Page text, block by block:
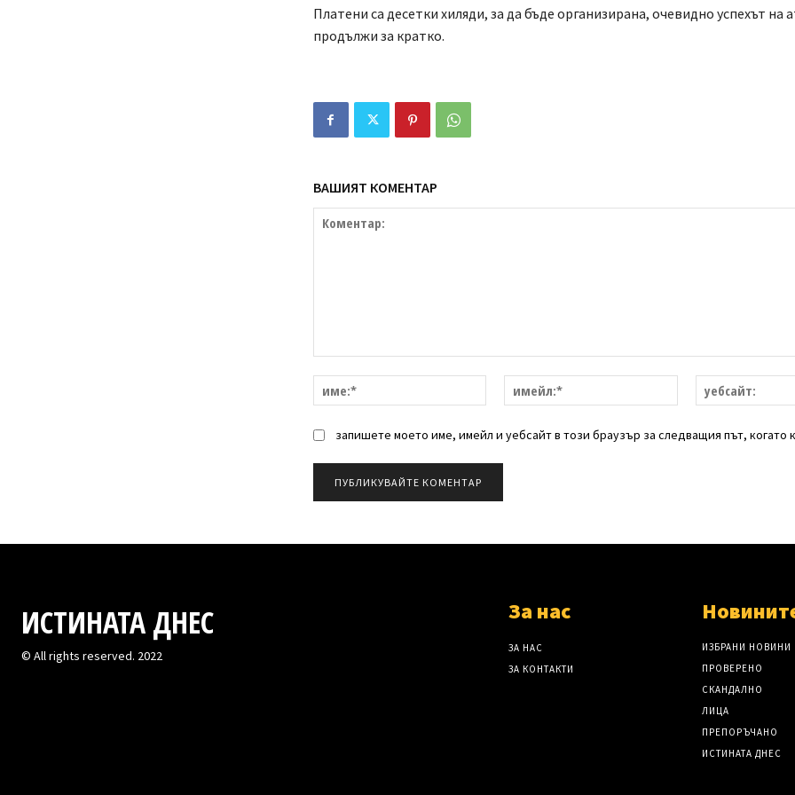
Платени са десетки хиляди, за да бъде организирана, очевидно успехът на
продължи за кратко.
ВАШИЯТ КОМЕНТАР
имейл:*
запишете моето име, имейл и уебсайт в този браузър за следващия път, когато
ИСТИНАТА ДНЕС
© All rights reserved. 2022
За нас
ЗА НАС
ЗА КОНТАКТИ
ИЗБРАНИ НОВИНИ
ПРОВЕРЕНО
СКАНДАЛНО
ЛИЦА
ПРЕПОРЪЧАНО
ИСТИНАТА ДНЕС